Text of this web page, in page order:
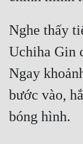
Nghe thấy
Uchiha Gin
Ngay
bước vào,